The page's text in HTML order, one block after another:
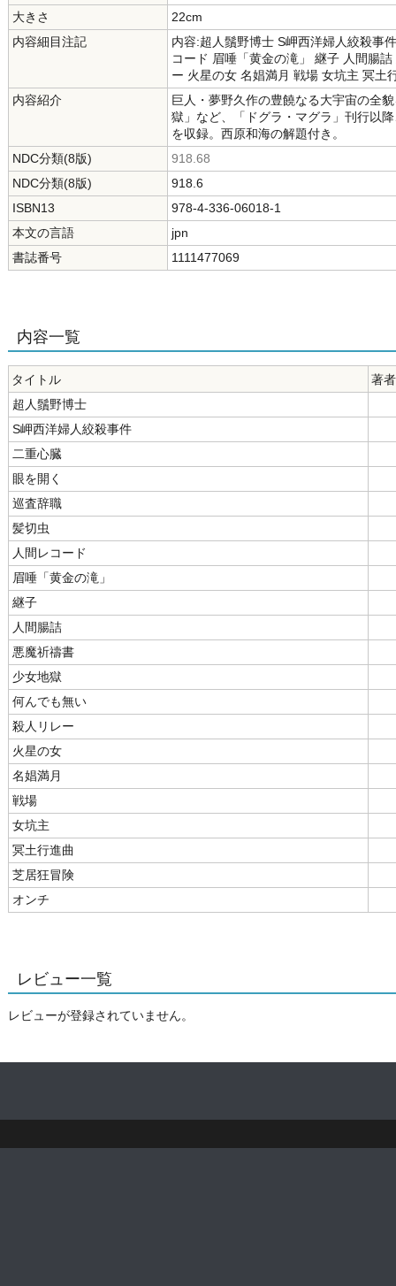
大きさ
22cm
内容細目注記
内容:超人鬚野博士 S岬西洋婦人絞殺事
コード 眉唾「黄金の滝」 継子 人間腸
ー 火星の女 名娼満月 戦場 女坑主 冥土
内容紹介
巨人・夢野久作の豊饒なる大宇宙の全
獄」など、「ドグラ・マグラ」刊行以
を収録。西原和海の解題付き。
NDC分類(8版)
918.68
NDC分類(8版)
918.6
ISBN13
978-4-336-06018-1
本文の言語
jpn
書誌番号
1111477069
内容一覧
タイトル
著
超人鬚野博士
S岬西洋婦人絞殺事件
二重心臓
眼を開く
巡査辞職
髪切虫
人間レコード
眉唾「黄金の滝」
継子
人間腸詰
悪魔祈禱書
少女地獄
何んでも無い
殺人リレー
火星の女
名娼満月
戦場
女坑主
冥土行進曲
芝居狂冒険
オンチ
レビュー一覧
レビューが登録されていません。